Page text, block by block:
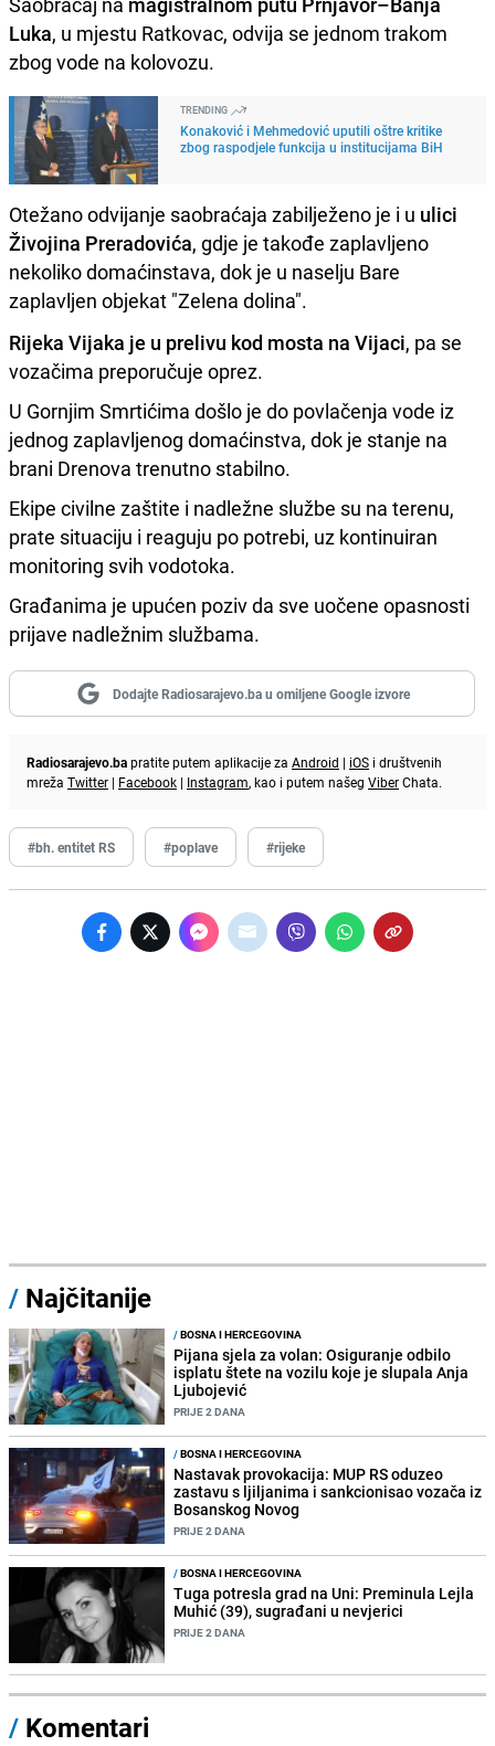
Luka, u mjestu Ratkovac, odvija se jednom trakom
zbog vode na kolovozu.
TRENDING
Konaković i Mehmedović uputili oštre kritike
zbog raspodjele funkcija u institucijama BiH
Otežano odvijanje saobraćaja zabilježeno je i u ulici
Živojina Preradovića, gdje je takođe zaplavljeno
nekoliko domaćinstava, dok je u naselju Bare
zaplavljen objekat "Zelena dolina".
Rijeka Vijaka je u prelivu kod mosta na Vijaci, pa se
vozačima preporučuje oprez.
U Gornjim Smrtićima došlo je do povlačenja vode iz
jednog zaplavljenog domaćinstva, dok je stanje na
brani Drenova trenutno stabilno.
Ekipe civilne zaštite i nadležne službe su na terenu,
prate situaciju i reaguju po potrebi, uz kontinuiran
monitoring svih vodotoka.
Građanima je upućen poziv da sve uočene opasnosti
prijave nadležnim službama.
Dodajte Radiosarajevo.ba u omiljene Google izvore
Radiosarajevo.bapratite putem aplikacije za Android | iOS i društvenih
mreža Twitter | Facebook | Instagram, kao i putem našeg ViberChata.
#bh. entitet RS #poplave #rijeke
/ Najčitanije
/BOSNA I HERCEGOVINA
Pijana sjela za volan: Osiguranje odbilo
isplatu štete na vozilu koje je slupala Anja
Ljubojević
PRIJE 2 DANA
/BOSNA I HERCEGOVINA
Nastavak provokacija: MUP RS oduzeo
zastavu s ljiljanima i sankcionisao vozača iz
Bosanskog Novog
PRIJE 2 DANA
/BOSNA I HERCEGOVINA
Tuga potresla grad na Uni: Preminula Lejla
Muhić (39), sugrađani u nevjerici
PRIJE 2 DANA
/ Komentari